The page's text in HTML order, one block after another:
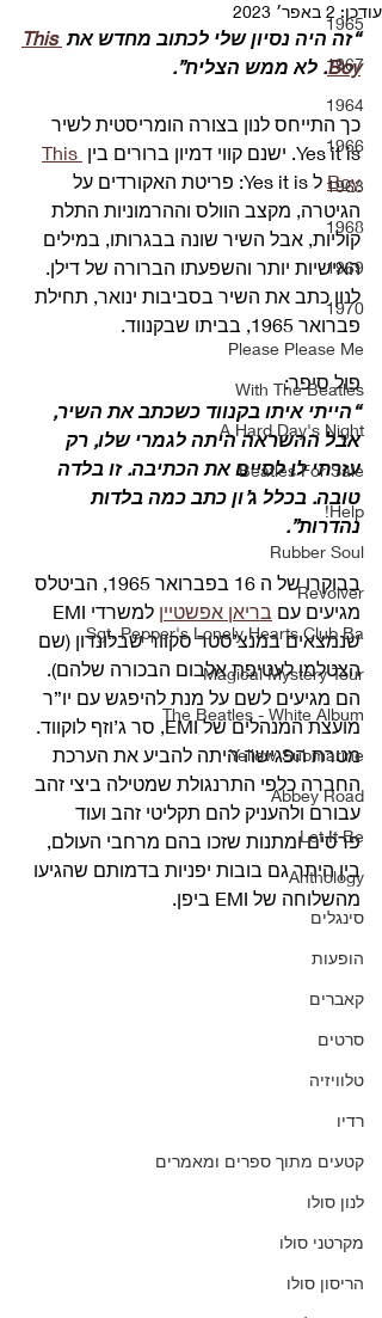
1965
1967
1964
1966
1963
1968
1969
1970
Please Please Me
With The Beatles
A Hard Day's Night
Beatles For Sale
Help!
Rubber Soul
Revolver
Sgt. Pepper's Lonely Hearts Club Ba
Magical Mystery Tour
The Beatles - White Album
Yellow Submarine
Abbey Road
Let It Be
Anthology
סינגלים
הופעות
קאברים
סרטים
טלוויזיה
רדיו
קטעים מתוך ספרים ומאמרים
לנון סולו
מקרטני סולו
הריסון סולו
עודכן: 2 באפר׳ 2023
“זה היה נסיון שלי לכתוב מחדש את This
Boy. לא ממש הצליח”.
כך התייחס לנון בצורה הומריסטית לשיר
Yes it is. ישנם קווי דמיון ברורים בין
This
Boy
ל Yes it is: פריטת האקורדים על
הגיטרה, מקצב הוולס וההרמוניות התלת
קוליות, אבל השיר שונה בבגרותו, במילים
האישיות יותר והשפעתו הברורה של דילן.
לנון כתב את השיר בסביבות ינואר, תחילת
פברואר 1965, בביתו שבקנווד.
פול סיפר:
“הייתי איתו בקנווד כשכתב את השיר,
אבל ההשראה היתה לגמרי שלו, רק
עזרתי לו לסיים את הכתיבה. זו בלדה
טובה. בכלל ג’ון כתב כמה בלדות
נהדרות”.
בבוקרו של ה 16 בפברואר 1965, הביטלס
מגיעים עם בריאן אפשטיין
שנמצאים במנצ’סטר סקוור שבלונדון (שם
הצטלמו לעטיפת אלבום הבכורה שלהם).
הם מגיעים לשם על מנת להיפגש עם יו”ר
מועצת המנהלים של EMI, סר ג’וזף לוקווד.
מטרת הפגישה היתה להביע את הערכת
החברה כלפי התרנגולת שמטילה ביצי זהב
עבורם ולהעניק להם תקליטי זהב ועוד
פרסים ומתנות שזכו בהם מרחבי העולם,
בין היתר גם בובות יפניות בדמותם שהגיעו
מהשלוחה של EMI ביפן.